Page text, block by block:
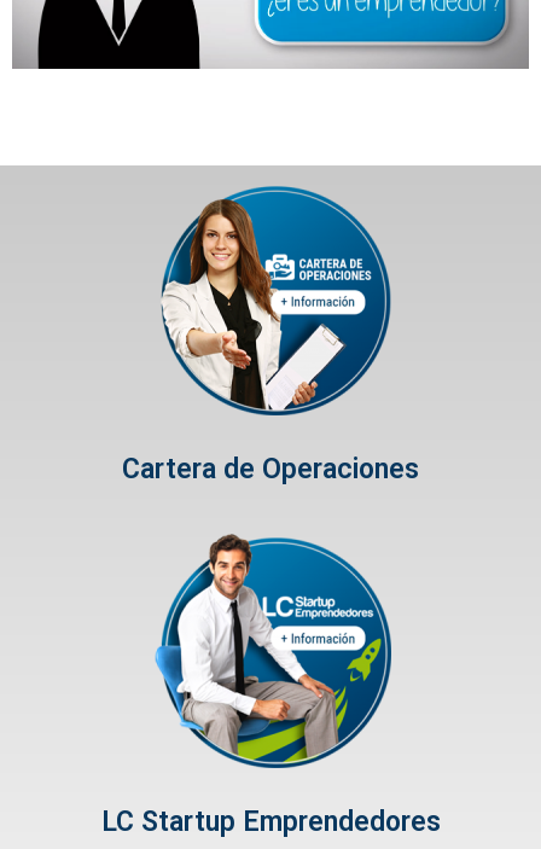
Cartera de Operaciones
LC Startup Emprendedores